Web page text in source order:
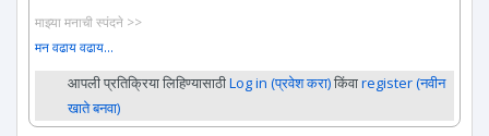
माझ्या मनाची स्पंदने >>
मन वढाय वढाय...
आपली प्रतिक्रिया लिहिण्यासाठीLog in (प्रवेश करा)किंवाregister (नवीन
खाते बनवा)